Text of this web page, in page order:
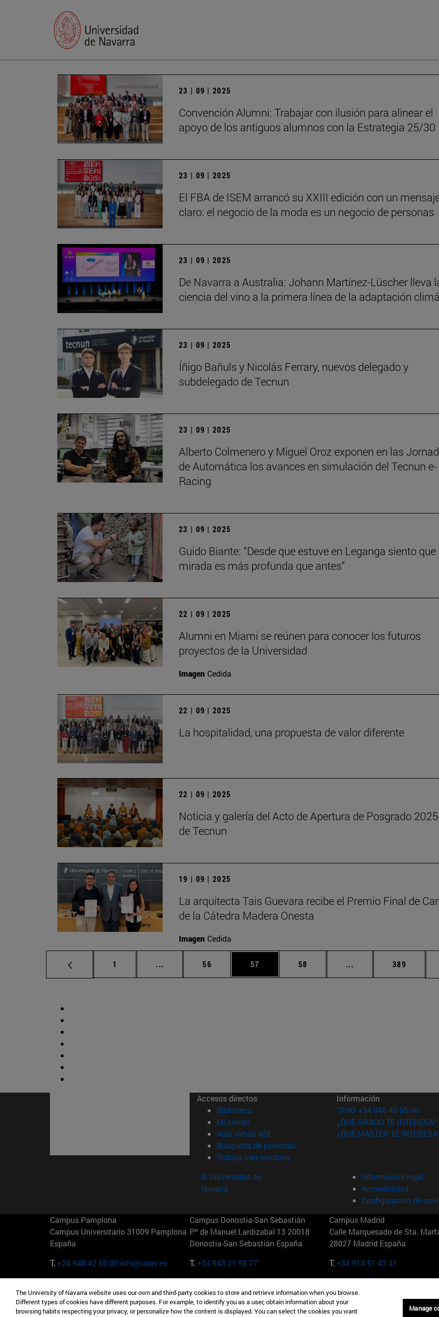
23 | 09 | 2025
Convención Alumni: Trabajar con ilusión para alinear el
apoyo de los antiguos alumnos con la Estrategia 25/30
23 | 09 | 2025
El FBA de ISEM arrancó su XXIII edición con un
claro: el negocio de la moda es un negocio de personas
23 | 09 | 2025
De Navarra a Australia: Johann Martínez-Lüscher lleva
ciencia del vino a la primera línea de la adaptación
23 | 09 | 2025
Íñigo Bañuls y Nicolás Ferrary, nuevos delegado y
subdelegado de Tecnun
23 | 09 | 2025
Alberto Colmenero y Miguel Oroz exponen en las
de Automática los avances en simulación del Tecnun e-
Racing
23 | 09 | 2025
Guido Biante: “Desde que estuve en Leganga siento
mirada es más profunda que antes”
22 | 09 | 2025
Alumni en Miami se reúnen para conocer los futuros
proyectos de la Universidad
Imagen Cedida
22 | 09 | 2025
La hospitalidad, una propuesta de valor diferente
22 | 09 | 2025
Noticia y galería del Acto de Apertura de Posgrado
de Tecnun
19 | 09 | 2025
La arquitecta Tais Guevara recibe el Premio Final de
de la Cátedra Madera Onesta
Imagen Cedida
Página
1 ... Páginas intermedias Use TAB para desplazarse.
Página
56 Página
57 Página
58 ... Páginas intermedias
Página
389
Accesos directos
Biblioteca (abre en nueva ventana)
Mi correo(abre en nueva ventana)
Aula virtual ADI (abre en nueva ventana)
Búsqueda de personas(abre en nueva ventana)
Trabaja con nosotros(abre en nueva ventana)
Información
TFNO +34 948 42 56 00
¿QUÉ GRADO TE INTERESA?
¿QUÉ MÁSTER TE
© Universidad de
Navarra
Información legal
Accesibilidad
Configuración de
Campus Pamplona
Campus Universitario 31009 Pamplona
España
T.+34 948 42 56 00 info@unav.es
Campus Donostia-San Sebastián
Pº de Manuel Lardizabal 13 20018
Donostia-San Sebastián España
T.+34 943 21 98 77
Campus Madrid
Calle Marquesado de Sta.
28027 Madrid España
T.+34 914 51 43 41
Camino del Cerro Águila 3 28023
Madrid España
165 W 57th St 10019-2201 Nueva York
EE.UU
Maria-Theresia-Straße 15
Múnich Alemania
The University of Navarra website uses our own and third-party cookies to store and retrieve information when you browse.
Different types of cookies have different purposes. For example, to identify you as a user, obtain information about your
browsing habits respecting your privacy, or personalize how the content is displayed. You can select the cookies you want
Manage